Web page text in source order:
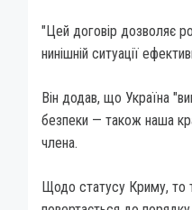
"Цей договір дозволяє
нинішній ситуації
Він додав, що Україна
безпеки — також наша
члена.
Щодо статусу Криму, то